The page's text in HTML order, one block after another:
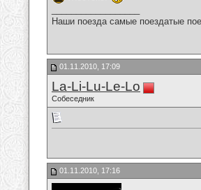
Наши поезда самые поездатые
01.11.2010, 17:09
La-Li-Lu-Le-Lo
Собеседник
01.11.2010, 17:16